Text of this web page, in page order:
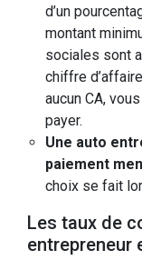
d’un
montant
sociales sont
chiffre
aucun CA,
payer.
Une auto
paiement
choix se fait
Les taux de
entrepreneur